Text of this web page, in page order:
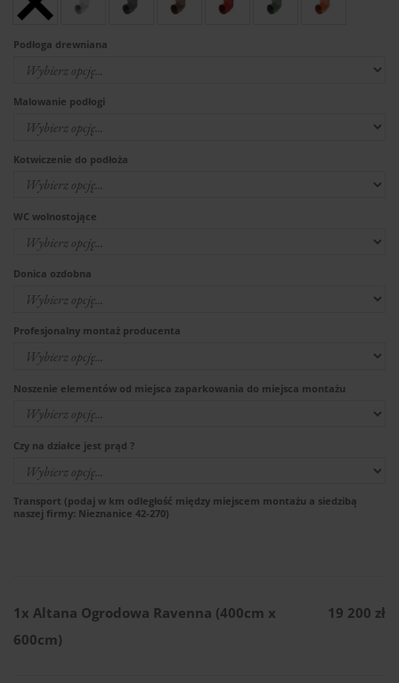
Podłoga drewniana
Malowanie podłogi
Kotwiczenie do podłoża
WC wolnostojące
Donica ozdobna
Profesjonalny montaż producenta
Noszenie elementów od miejsca zaparkowania do miejsca montażu
Czy na działce jest prąd ?
Transport (podaj w km odległość między miejscem montażu a siedzibą
naszej firmy: Nieznanice 42-270)
1x Altana Ogrodowa Ravenna (400cm x
600cm)
19 200 zł